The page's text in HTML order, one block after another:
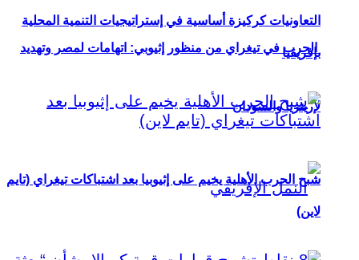
الحرب في تيغراي من منظور إثيوبي: اتهامات لمصر وتهديد
لإريتريا والسودان
التعاونيات كركيزة أساسية في إستراتيجيات التنمية المحلية
بإفريقيا
شبح الحرب الأهلية يخيم على إثيوبيا بعد اشتباكات تيغراي (تايم
لاين)